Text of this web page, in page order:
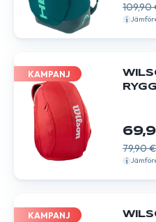
109,90
KAMPANJ
79,90 €
KAMPANJ